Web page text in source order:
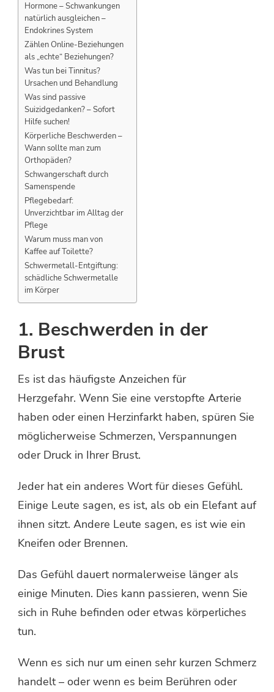
Hormone – Schwankungen
natürlich ausgleichen –
Endokrines System
Zählen Online-Beziehungen
als „echte“ Beziehungen?
Was tun bei Tinnitus?
Ursachen und Behandlung
Was sind passive
Suizidgedanken? – Sofort
Hilfe suchen!
Körperliche Beschwerden –
Wann sollte man zum
Orthopäden?
Schwangerschaft durch
Samenspende
Pflegebedarf:
Unverzichtbar im Alltag der
Pflege
Warum muss man von
Kaffee auf Toilette?
Schwermetall-Entgiftung:
schädliche Schwermetalle
im Körper
1. Beschwerden in der
Brust
Es ist das häufigste Anzeichen für
Herzgefahr. Wenn Sie eine verstopfte Arterie
haben oder einen Herzinfarkt haben, spüren Sie
möglicherweise Schmerzen, Verspannungen
oder Druck in Ihrer Brust.
Jeder hat ein anderes Wort für dieses Gefühl.
Einige Leute sagen, es ist, als ob ein Elefant auf
ihnen sitzt. Andere Leute sagen, es ist wie ein
Kneifen oder Brennen.
Das Gefühl dauert normalerweise länger als
einige Minuten. Dies kann passieren, wenn Sie
sich in Ruhe befinden oder etwas körperliches
tun.
Wenn es sich nur um einen sehr kurzen Schmerz
handelt – oder wenn es beim Berühren oder